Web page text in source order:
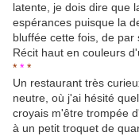
latente, je dois dire que
espérances puisque la
bluffée cette fois, de par
Récit haut en couleurs
* * *
Un restaurant très
neutre, où j'ai hésité
croyais m'être trompée
à un petit troquet de